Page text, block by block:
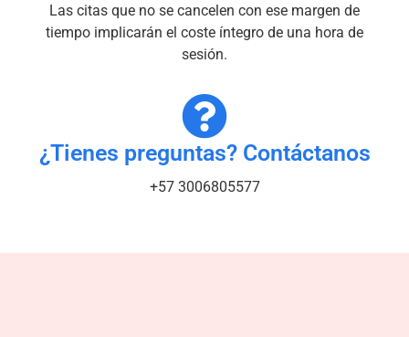
Las citas que no se cancelen con ese margen de
tiempo implicarán el coste íntegro de una hora de
sesión.
¿Tienes preguntas? Contáctanos
+57 3006805577